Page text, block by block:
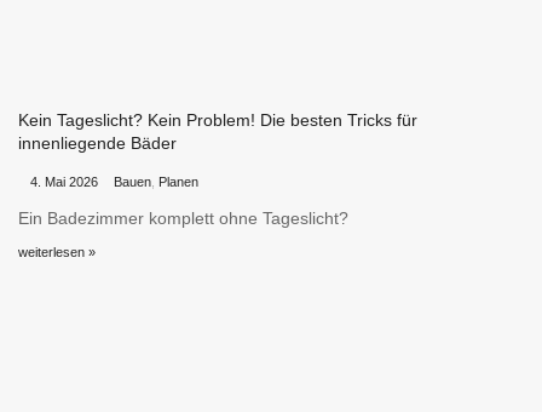
Kein Tageslicht? Kein Problem! Die besten Tricks für
innenliegende Bäder
4. Mai 2026 Bauen Planen
Ein Badezimmer komplett ohne Tageslicht?
weiterlesen »